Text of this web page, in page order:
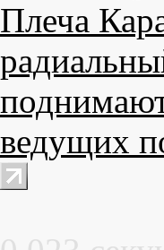
Плеча
ведущих